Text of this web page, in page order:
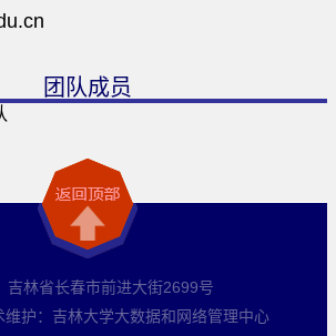
团队成员
吉林省长春市前进大街2699号
维护：吉林大学大数据和网络管理中心